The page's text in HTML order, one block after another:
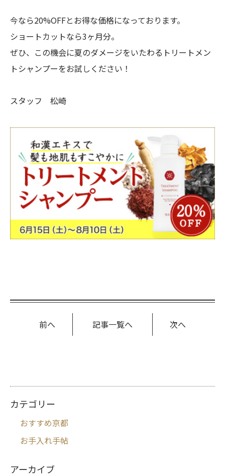
今なら20%OFFとお得な価格になっております。
ショートカットなら3ヶ月分。
ぜひ、この機会に夏のダメージをいたわるトリートメン
トシャンプーをお試しください！
スタッフ 松崎
前へ 次へ
記事一覧へ
カテゴリー
おすすめ京都
お手入れ手帖
アーカイブ